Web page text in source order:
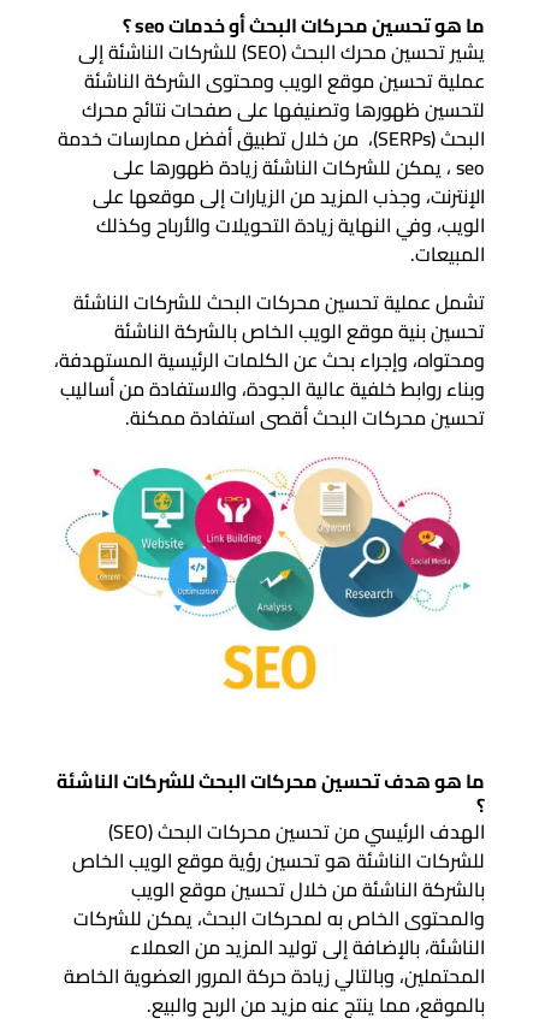
ما هو تحسين محركات البحث أو خدمات seo ؟
يشير تحسين محرك البحث (SEO) للشركات الناشئة إلى
عملية تحسين موقع الويب ومحتوى الشركة الناشئة
لتحسين ظهورها وتصنيفها على صفحات نتائج محرك
البحث (SERPs)، من خلال تطبيق أفضل ممارسات خدمة
seo ، يمكن للشركات الناشئة زيادة ظهورها على
الإنترنت، وجذب المزيد من الزيارات إلى موقعها على
الويب، وفي النهاية زيادة التحويلات والأرباح وكذلك
المبيعات.
تشمل عملية تحسين محركات البحث للشركات الناشئة
تحسين بنية موقع الويب الخاص بالشركة الناشئة
ومحتواه، وإجراء بحث عن الكلمات الرئيسية المستهدفة،
وبناء روابط خلفية عالية الجودة، والاستفادة من أساليب
تحسين محركات البحث أقصى استفادة ممكنة.
ما هو هدف تحسين محركات البحث للشركات الناشئة
؟
الهدف الرئيسي من تحسين محركات البحث (SEO)
للشركات الناشئة هو تحسين رؤية موقع الويب الخاص
بالشركة الناشئة من خلال تحسين موقع الويب
والمحتوى الخاص به لمحركات البحث، يمكن للشركات
الناشئة، بالإضافة إلى توليد المزيد من العملاء
المحتملين، وبالتالي زيادة حركة المرور العضوية الخاصة
بالموقع، مما ينتج عنه مزيد من الربح والبيع.